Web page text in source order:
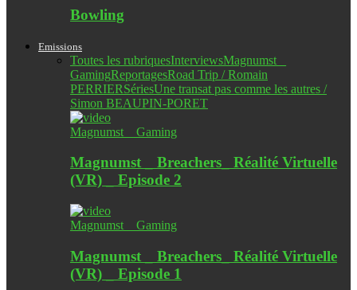
Bowling
Emissions
Toutes les rubriquesInterviewsMagnumst _
GamingReportagesRoad Trip / Romain
PERRIERSériesUne transat pas comme les autres /
Simon BEAUPIN-PORET
Magnumst _ Gaming
Magnumst _ Breachers_ Réalité Virtuelle
(VR) _ Episode 2
Magnumst _ Gaming
Magnumst _ Breachers_ Réalité Virtuelle
(VR) _ Episode 1